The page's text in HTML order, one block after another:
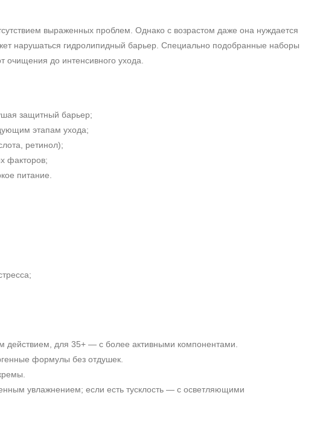
выраженных проблем. Однако с возрастом даже она нуждается
нарушаться гидролипидный барьер. Специально подобранные наборы
очищения до интенсивного ухода.
защитный барьер;
этапам ухода;
ретинол);
факторов;
питание.
действием, для 35+ — с более активными компонентами.
формулы без отдушек.
увлажнением; если есть тусклость — с осветляющими